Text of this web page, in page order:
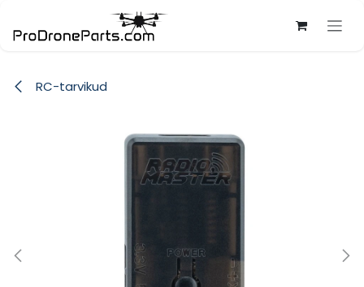
RC-tarvikud